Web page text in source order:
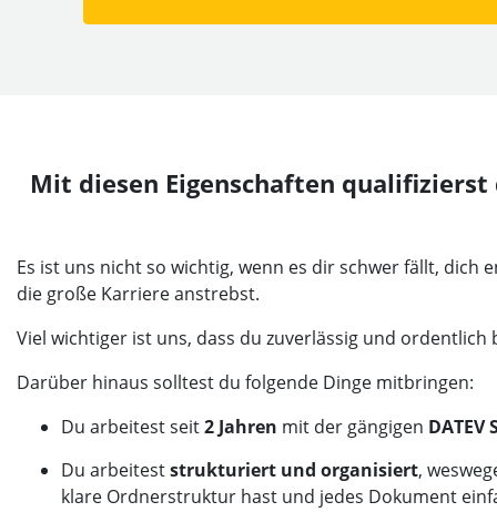
Mit diesen Eigenschaften
Es ist uns nicht so wichtig, wenn es dir schwer fällt, dich
die große Karriere anstrebst.
Viel wichtiger ist uns, dass du zuverlässig und ordentlich
Darüber hinaus solltest du folgende Dinge mitbringen:
Du arbeitest seit2 Jahren mit der gängigen DATEV
Du arbeiteststrukturiert und organisiert,
klare Ordnerstruktur hast und jedes Dokument